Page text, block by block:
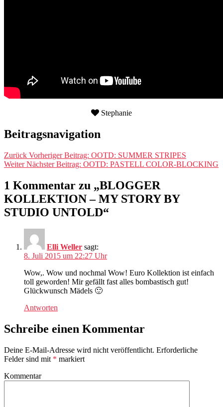
Stephanie
Beitragsnavigation
Zurück Vorheriger Beitrag: OOTD: SUMMER STRIPES
Weiter Nächster Beitrag: OOTD: PASTELL COLOR-BLOCKING
1 Kommentar zu „BLOGGER
KOLLEKTION – MY STORY BY
STUDIO UNTOLD“
Elli Weller sagt:
8. Juli 2015 um 22:27 Uhr
Wow,. Wow und nochmal Wow! Euro Kollektion ist einfach
toll geworden! Mir gefällt fast alles bombastisch gut!
Glückwunsch Mädels 🙂
Antworten
Schreibe einen Kommentar
Deine E-Mail-Adresse wird nicht veröffentlicht. Erforderliche
Felder sind mit * markiert
Kommentar